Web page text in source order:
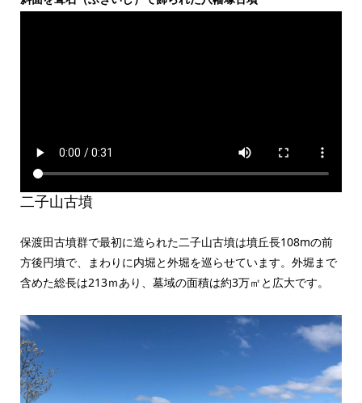
二子山古墳
保渡田古墳群で最初に造られた二子山古墳は墳丘長108mの前
方後円墳で、まわりに内堀と外堀を巡らせています。外堀まで
含めた総長は213ｍあり、墓域の面積は約3万㎡と広大です。